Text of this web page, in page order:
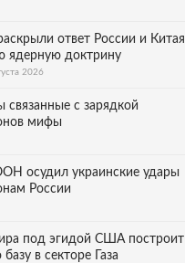
ответ России и Китая
ядерную доктрину
2026
связанные с зарядкой
мифы
осудил украинские удары
России
под эгидой США построит
в секторе Газа